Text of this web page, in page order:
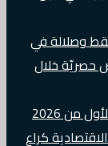
وصلالة في
حصريّة خلال
من 2026
كراعٍ